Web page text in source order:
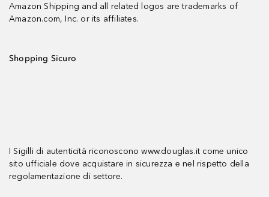
Amazon Shipping and all related logos are trademarks of
Amazon.com, Inc. or its affiliates.
Shopping Sicuro
I Sigilli di autenticità riconoscono www.douglas.it come unico
sito ufficiale dove acquistare in sicurezza e nel rispetto della
regolamentazione di settore.